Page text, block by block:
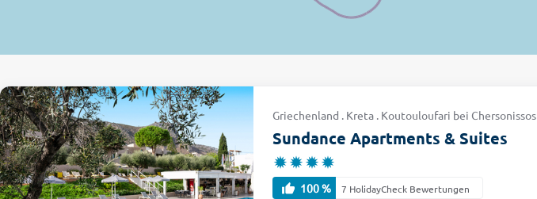
Griechenland . Kreta . Koutouloufari bei Chersonissos
Sundance Apartments & Suites
100 % 7 HolidayCheck Bewertungen